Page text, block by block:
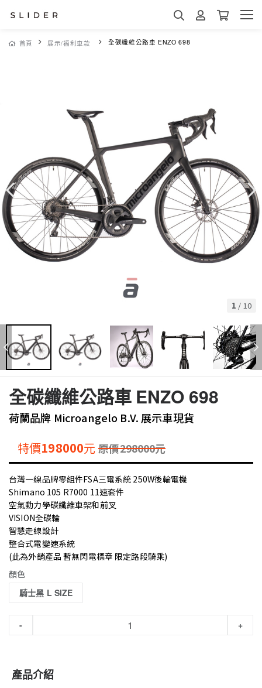
首頁 展示/福利車款 全碳纖維公路車 ENZO 698
1 / 10
全碳纖維公路車 ENZO 698
荷蘭品牌 Microangelo B.V. 展示車現貨
特價198000元 原價298000元
台灣一線品牌零組件FSA三電系統 250W後輪電機
Shimano 105 R7000 11速套件
空氣動力學碳纖維車架和前叉
VISION全碳輪
智慧走線設計
整合式電變速系統
(此為外銷產品 暫無閃電標章 限定路段騎乘)
顏色
騎士黑 L SIZE
- +
產品介紹